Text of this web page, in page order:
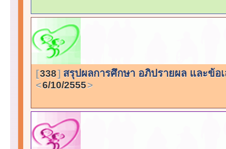
338 สรุปผลการศึกษา อภิปรายผล และข้อ
6/10/2555